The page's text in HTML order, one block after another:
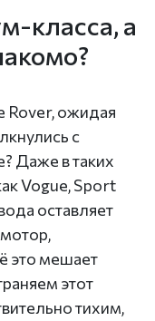
класса, а
Rover, ожидая
с
Даже в таких
Vogue, Sport
оставляет
это мешает
этот
тихим,